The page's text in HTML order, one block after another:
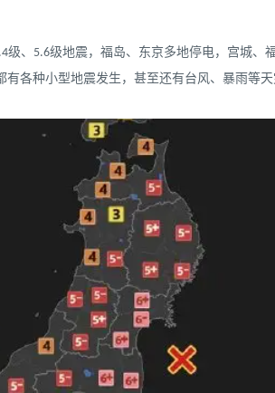
级、5.6级地震，福岛、东京多地停电，宫城、
各种小型地震发生，甚至还有台风、暴雨等